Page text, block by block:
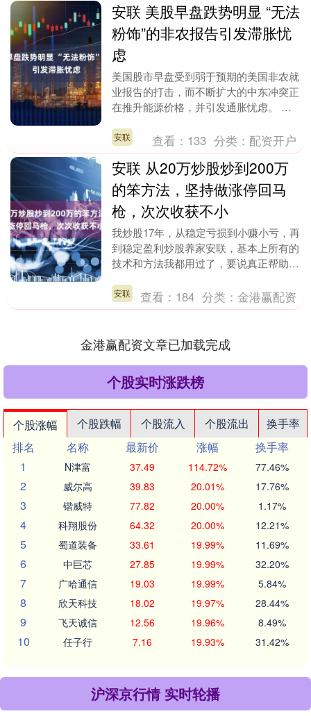
安联 美股早盘跌势明显 “无法
粉饰”的非农报告引发滞胀忧
虑
美国股市早盘受到弱于预期的美国非农就
业报告的打击，而不断扩大的中东冲突正
在推升能源价格，并引发通胀忧虑。 纽
除能源外....
安联 查看： 133 分类： 配资开户
安联 从20万炒股炒到200万
的笨方法，坚持做涨停回马
枪，次次收获不小
我炒股17年，从稳定亏损到小赚小亏，再
到稳定盈利炒股养家安联，基本上所有的
技术和方法我都用过了，要说真正帮助我
的市场实战经验....
安联 查看： 184 分类：金港赢配资
金港赢配资文章已加载完成
个股实时涨跌榜
个股涨幅 个股跌幅 个股流入 个股流出
换手率
排名
名称 最新价 涨幅
换手率
1
N津富 37.49 114.72% 77.46%
2 威尔高 39.83 20.01% 17.76%
3 锴威特 77.82 20.00% 1.17%
4 科翔股份 64.32 20.00% 12.21%
5 蜀道装备 33.61 19.99% 11.69%
6 中巨芯 27.85 19.99% 32.20%
7 广哈通信 19.03 19.99% 5.84%
8 欣天科技 18.02 19.97% 28.44%
9 飞天诚信 12.56 19.96% 8.49%
10 任子行 7.16 19.93% 31.42%
沪深京行情 实时轮播